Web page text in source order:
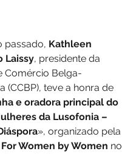
passado, Kathleen
Laissy, presidente da
Comércio Belga-
(CCBP), teve a honra de
e oradora principal do
da Lusofonia –
», organizado pela
Women by Women no